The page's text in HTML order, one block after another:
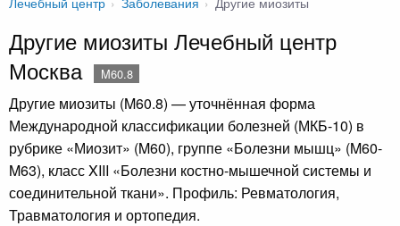
Другие миозиты Лечебный центр
Москва
M60.8
Другие миозиты (M60.8) — уточнённая форма
Международной классификации болезней (МКБ-10) в
рубрике «Миозит» (M60), группе «Болезни мышц» (M60-
M63), класс XIII «Болезни костно-мышечной системы и
соединительной ткани». Профиль: Ревматология,
Травматология и ортопедия.